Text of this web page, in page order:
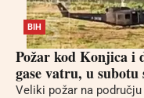
BIH
Požar kod Konjica
gase vatru, u
Veliki požar na